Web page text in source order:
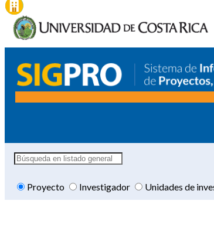
Proyecto Investigador Unidades de